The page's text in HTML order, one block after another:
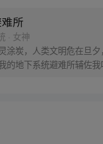
所
· 女神
涂炭，人类文明危在旦